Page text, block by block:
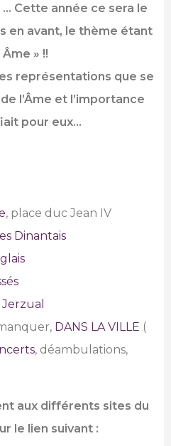
Cette année ce sera le
en avant, le thème étant
» !!
représentations que se
l’Âme et l’importance
pour eux…
, place duc Jean IV
Dinantais
DANS LA VILLE (
, déambulations,
aux différents sites du
le lien suivant :